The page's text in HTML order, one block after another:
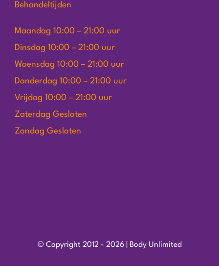
Behandeltijden
Maandag 10:00 – 21:00 uur
Dinsdag 10:00 – 21:00 uur
Woensdag 10:00 – 21:00 uur
Donderdag 10:00 – 21:00 uur
Vrijdag 10:00 – 21:00 uur
Zaterdag Gesloten
Zondag Gesloten
© Copyright 2012 - 2026 | Body Unlimited